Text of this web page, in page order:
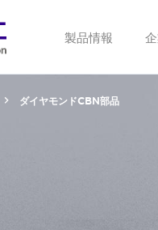
製品情報
ダイヤモンドCBN部品